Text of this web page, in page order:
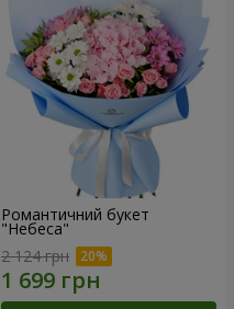
Романтичний букет
"Небеса"
2 124 грн